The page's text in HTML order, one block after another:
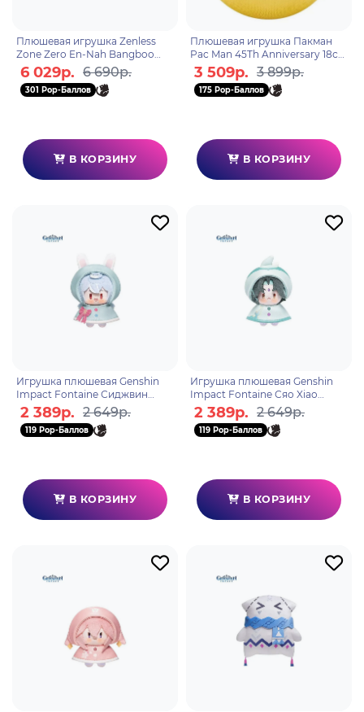
Плюшевая игрушка Zenless
Zone Zero En-Nah Bangboo
6942421167143
6 029р. 6 690р.
301 Pop-Баллов
В КОРЗИНУ
Плюшевая игрушка Пакман
Pac Man 45Th Anniversary 18см
99955
3 509р. 3 899р.
175 Pop-Баллов
В КОРЗИНУ
Игрушка плюшевая Genshin
Impact Fontaine Сиджвин
Sigewinne 6942421163770
2 389р. 2 649р.
119 Pop-Баллов
В КОРЗИНУ
Игрушка плюшевая Genshin
Impact Fontaine Сяо Xiao
6942421163763
2 389р. 2 649р.
119 Pop-Баллов
В КОРЗИНУ